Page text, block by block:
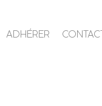
ADHÉRER CONTACT